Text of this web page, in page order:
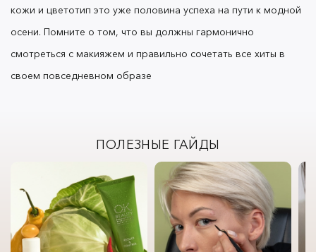
кожи и цветотип это уже половина успеха на пути к модной
осени. Помните о том, что вы должны гармонично
смотреться с макияжем и правильно сочетать все хиты в
своем повседневном образе
ПОЛЕЗНЫЕ ГАЙДЫ